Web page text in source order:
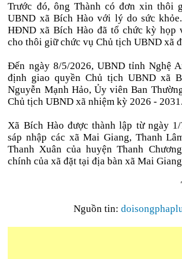
Trước đó, ông Thành có đơn xin thôi
UBND xã Bích Hào với lý do sức
HĐND xã Bích Hào đã tổ chức kỳ họp
cho thôi giữ chức vụ Chủ tịch UBND xã
Đến ngày 8/5/2026, UBND tỉnh Nghệ
định giao quyền Chủ tịch UBND xã
Nguyễn Mạnh Hảo, Ủy viên Ban
Chủ tịch UBND xã nhiệm kỳ 2026 - 2031.
Xã Bích Hào được thành lập từ ngày
sáp nhập các xã Mai Giang, Thanh
Thanh Xuân của huyện Thanh
chính của xã đặt tại địa bàn xã Mai
Nguồn tin: